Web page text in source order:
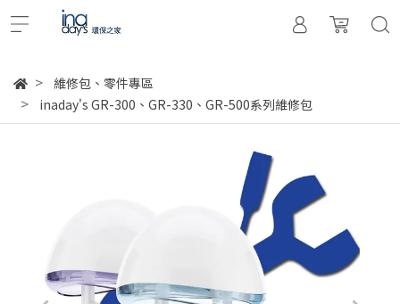
維修包、零件專區
inaday's GR-300、GR-330、GR-500系列維修包